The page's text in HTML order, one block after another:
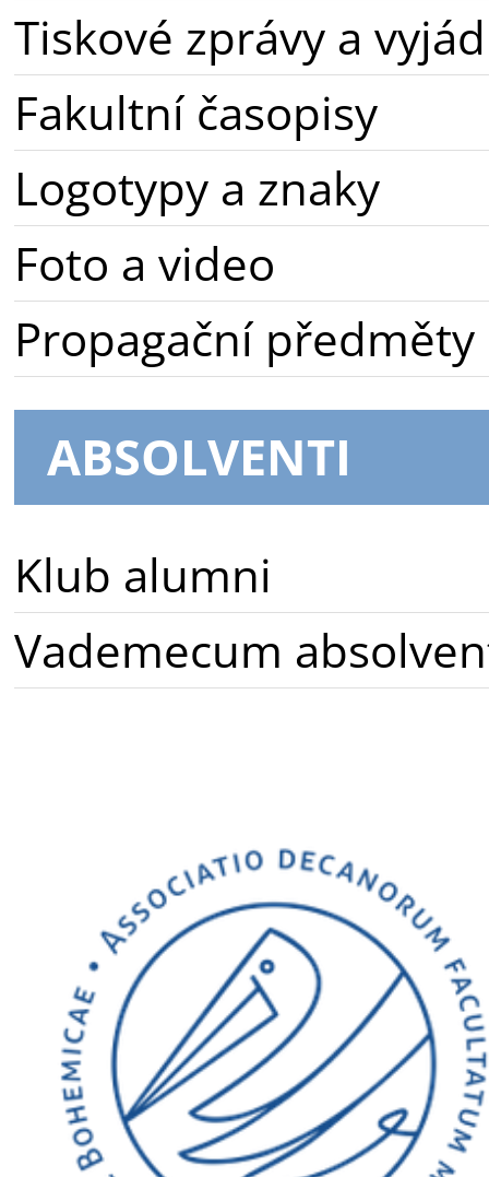
Tiskové zprávy a
Fakultní časopisy
Logotypy a znaky
Foto a video
Propagační předměty
ABSOLVENTI
Klub alumni
Vademecum